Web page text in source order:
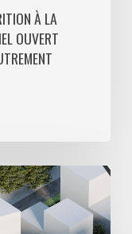
À LA
OUVERT